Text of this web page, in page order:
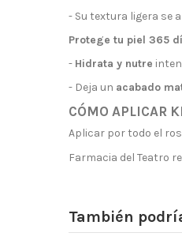
- Su textura ligera se
Protege tu piel 365
- Hidrata y nutre
- Deja un acabado
CÓMO APLICAR
Aplicar por todo el
Farmacia del Teatro
También